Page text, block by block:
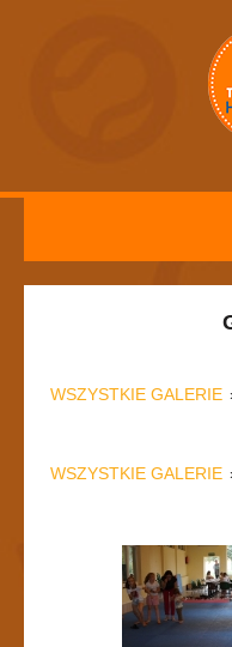
WSZYSTKIE GALERIE
WSZYSTKIE GALERIE